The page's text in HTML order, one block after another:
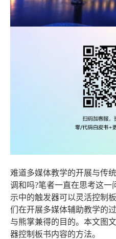
难道多媒体教学的开展与传
调和吗?笔者一直在思考这一
示中的触发器可以灵活控制
们在开展多媒体辅助教学的
与熊掌兼得的目的。本文图
器控制板书内容的方法。